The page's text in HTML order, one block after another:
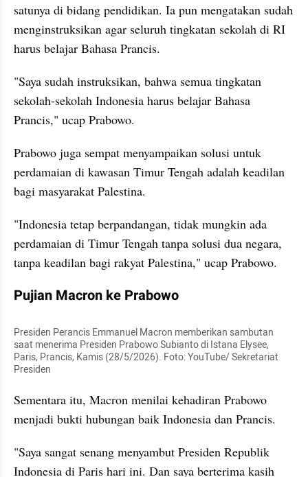
satunya di bidang pendidikan. Ia pun mengatakan sudah
menginstruksikan agar seluruh tingkatan sekolah di RI
harus belajar Bahasa Prancis.
"Saya sudah instruksikan, bahwa semua tingkatan
sekolah-sekolah Indonesia harus belajar Bahasa
Prancis," ucap Prabowo.
Prabowo juga sempat menyampaikan solusi untuk
perdamaian di kawasan Timur Tengah adalah keadilan
bagi masyarakat Palestina.
"Indonesia tetap berpandangan, tidak mungkin ada
perdamaian di Timur Tengah tanpa solusi dua negara,
tanpa keadilan bagi rakyat Palestina," ucap Prabowo.
Pujian Macron ke Prabowo
Presiden Perancis Emmanuel Macron memberikan sambutan
saat menerima Presiden Prabowo Subianto di Istana Elysee,
Paris, Prancis, Kamis (28/5/2026). Foto: YouTube/ Sekretariat
Presiden
Sementara itu, Macron menilai kehadiran Prabowo
menjadi bukti hubungan baik Indonesia dan Prancis.
"Saya sangat senang menyambut Presiden Republik
Indonesia di Paris hari ini. Dan saya berterima kasih